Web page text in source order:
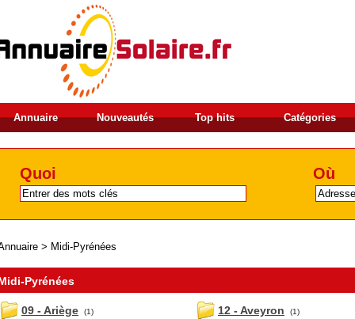
Annuaire Nouveautés Top hits Catégories
Quoi Où
> Midi-Pyrénées
Pyrénées
09 - Ariège (1) 12 - Aveyron (1)